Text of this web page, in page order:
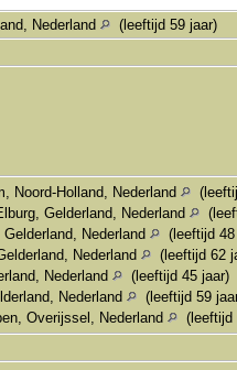
Nederland
(leeftijd 59 jaar)
Noord-Holland, Nederland
Gelderland, Nederland
Nederland (leeftijd
Nederland (leeftijd 62
Nederland (leeftijd 45 jaar)
Nederland (leeftijd 59
Overijssel, Nederland
(leeftijd